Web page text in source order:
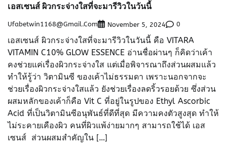
เอสเซนส์ ผิวกระจ่างใสที่จะมารีวิวในวันนี้
Ufabetwin1168@gmail.com November 5, 2024 0
เอสเซนส์ ผิวกระจ่างใสที่จะมารีวิวในวันนี้ คือ VITARA
VITAMIN C10% GLOW ESSENCE อ่านชื่อผ่านๆ ก็คิดว่าเค้า
คงช่วยแค่เรื่องผิวกระจ่างใส แต่เมื่อพิจารณาถึงส่วนผสมแล้ว
ทำให้รู้ว่า วิตามินซี ของเค้าไม่ธรรมดา เพราะนอกจากจะ
ช่วยเรื่องผิวกระจ่างใสแล้ว ยังช่วยเรื่องลดริ้วรอยด้วย ซึ่งส่วน
ผสมหลักของเค้าก็คือ Vit C ที่อยู่ในรูปของ Ethyl Ascorbic
Acid ที่เป็นวิตามินซีอนุพันธ์ที่ดีที่สุด มีความคงตัวสูงสุด ทำให้
ไม่ระคายเคืองผิว คนที่ผิวแพ้ง่ายมากๆ สามารถใช้ได้ เอส
เซนส์ ส่วนผสมสำคัญใน […]